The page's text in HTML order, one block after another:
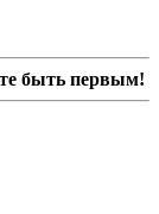
быть первым!